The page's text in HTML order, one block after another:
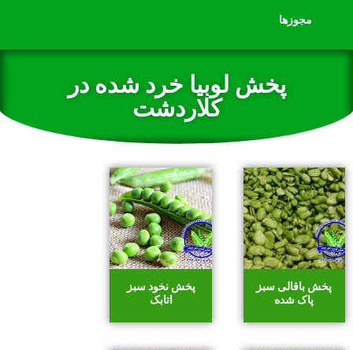
مجوزها
پخش لوبیا خرد شده در
کلاردشت
پخش باقالی سبز
پاک شده
پخش نخود سبز
اتابک